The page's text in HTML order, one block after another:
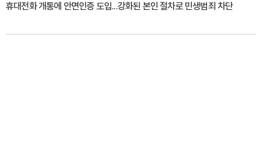
휴대전화 개통에 안면인증 도입...강화된 본인 절차로 민생범죄 차단